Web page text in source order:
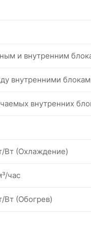
и внутренним
внутренними
внутренних
Вт (Охлаждение)
час
Вт (Обогрев)